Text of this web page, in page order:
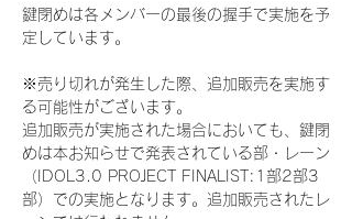
鍵閉めは各メンバーの最後の握手で実施を予
定しています。
※売り切れが発生した際、追加販売を実施す
る可能性がございます。
追加販売が実施された場合においても、鍵閉
めは本お知らせで発表されている部・レーン
（IDOL3.0 PROJECT FINALIST:1部2部3
部）での実施となります。追加販売されたレ